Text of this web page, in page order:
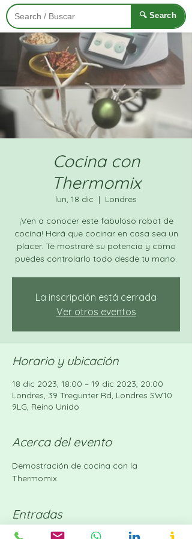
🔍 Search
Cocina con
Thermomix
lun, 18 dic
  |
Londres
¡Ven a conocer este fabuloso robot de
cocina! Hará que cocinar en casa sea un
placer. Te mostraré su potencia y cómo
puedes controlarlo todo desde tu mano.
La inscripción está cerrada
Ver otros eventos
Horario y ubicación
18 dic 2023, 18:00 – 19 dic 2023, 20:00
Londres, 39 Tregunter Rd, Londres SW10
9LG, Reino Unido
Acerca del evento
Demostración de cocina con la
Thermomix
Entradas